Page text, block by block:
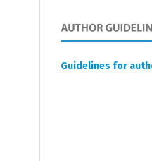
Guidelines for